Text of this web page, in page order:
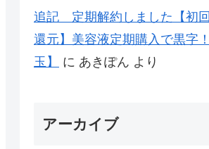
追記 定期解約しました【初
還元】美容液定期購入で黒字
玉】
に あきぽん より
アーカイブ